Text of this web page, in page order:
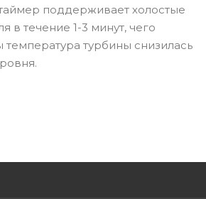
поддерживает холостые
в течение 1-3 минут, чего
температура турбины снизилась